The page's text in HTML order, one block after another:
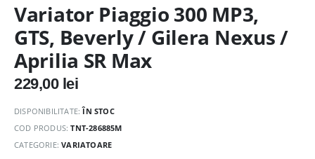
Variator Piaggio 300 MP3,
GTS, Beverly / Gilera Nexus /
Aprilia SR Max
229,00 lei
DISPONIBILITATE:ÎN STOC
COD PRODUS:TNT-286885M
CATEGORIE:VARIATOARE